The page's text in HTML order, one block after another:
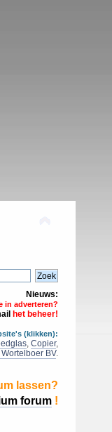
Nieuws:
in adverteren?
het beheer!
(klikken):
, Copier,
Wortelboer BV.
lassen?
forum !